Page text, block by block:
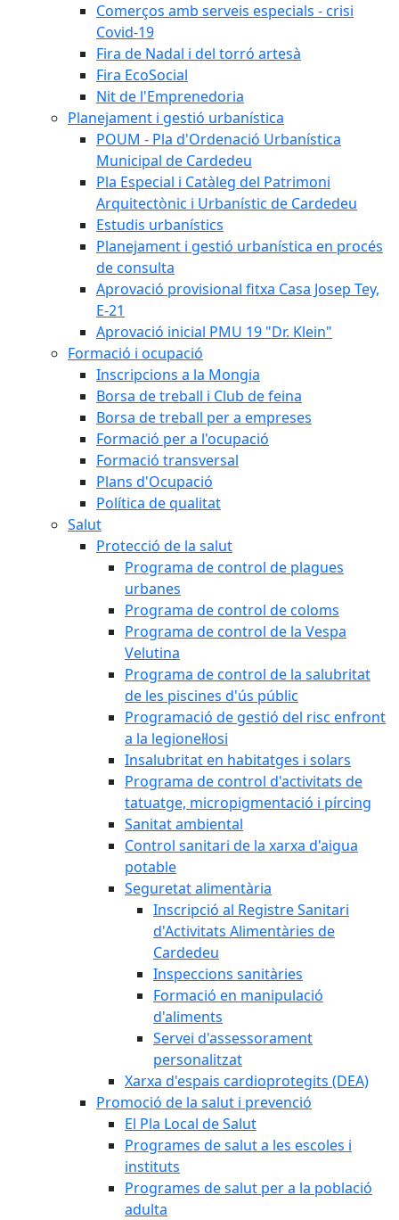
Comerços amb serveis especials - crisi
Covid-19
Fira de Nadal i del torró artesà
Fira EcoSocial
Nit de l'Emprenedoria
Planejament i gestió urbanística
POUM - Pla d'Ordenació Urbanística
Municipal de Cardedeu
Pla Especial i Catàleg del Patrimoni
Arquitectònic i Urbanístic de Cardedeu
Estudis urbanístics
Planejament i gestió urbanística en procés
de consulta
Aprovació provisional fitxa Casa Josep Tey,
E-21
Aprovació inicial PMU 19 "Dr. Klein"
Formació i ocupació
Inscripcions a la Mongia
Borsa de treball i Club de feina
Borsa de treball per a empreses
Formació per a l'ocupació
Formació transversal
Plans d'Ocupació
Política de qualitat
Salut
Protecció de la salut
Programa de control de plagues
urbanes
Programa de control de coloms
Programa de control de la Vespa
Velutina
Programa de control de la salubritat
de les piscines d'ús públic
Programació de gestió del risc enfront
a la legionel·losi
Insalubritat en habitatges i solars
Programa de control d'activitats de
tatuatge, micropigmentació i pírcing
Sanitat ambiental
Control sanitari de la xarxa d'aigua
potable
Seguretat alimentària
Inscripció al Registre Sanitari
d'Activitats Alimentàries de
Cardedeu
Inspeccions sanitàries
Formació en manipulació
d'aliments
Servei d'assessorament
personalitzat
Xarxa d'espais cardioprotegits (DEA)
Promoció de la salut i prevenció
El Pla Local de Salut
Programes de salut a les escoles i
instituts
Programes de salut per a la població
adulta